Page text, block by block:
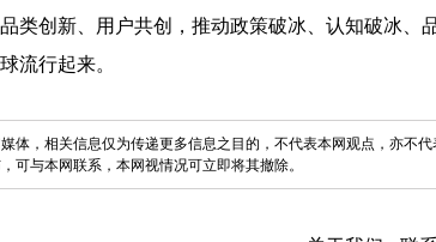
类创新、用户共创，推动政策破冰、认知破冰、
流行起来。
体，相关信息仅为传递更多信息之目的，不代表本网观点，亦不
可与本网联系，本网视情况可立即将其撤除。